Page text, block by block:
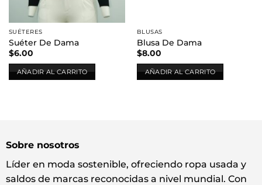
SUÉTERES
Suéter De Dama
$6.00
AÑADIR AL CARRITO
BLUSAS
Blusa De Dama
$8.00
AÑADIR AL CARRITO
Sobre nosotros
Líder en moda sostenible, ofreciendo ropa usada y
saldos de marcas reconocidas a nivel mundial. Con